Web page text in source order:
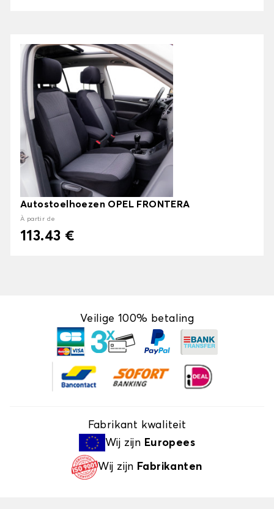
Autostoelhoezen OPEL FRONTERA
À partir de
113.43 €
Veilige 100% betaling
Fabrikant kwaliteit
Wij zijn Europees
Wij zijn Fabrikanten